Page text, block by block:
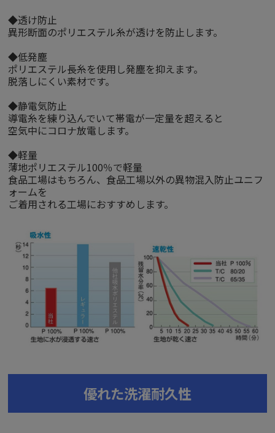
◆透け防止
異形断面のポリエステル糸が透けを防止します。
◆低発塵
ポリエステル長糸を使用し発塵を抑えます。
脱落しにくい素材です。
◆静電気防止
導電糸を練り込んでいて帯電が一定量を超えると
空気中にコロナ放電します。
◆軽量
薄地ポリエステル100％で軽量
食品工場はもちろん、食品工場以外の異物混入防止ユニフ
ォームを
ご着用される工場におすすめします。
優れた洗濯耐久性